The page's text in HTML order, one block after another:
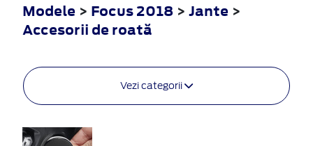
Modele > Focus 2018 > Jante >
Accesorii de roată
Vezi categorii